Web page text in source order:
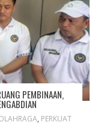
PEMBINAAN,
, PERKUAT